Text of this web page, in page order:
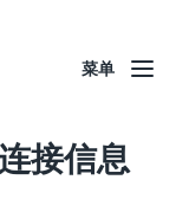
菜单
接信息